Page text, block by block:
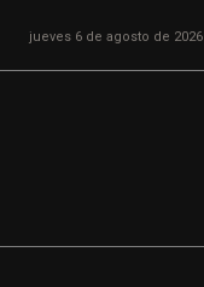
jueves 6 de agosto de 2026